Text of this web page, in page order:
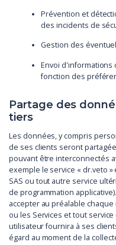
Prévention et
des incidents de
Gestion des
Envoi d'informations
fonction des
Partage des
tiers
Les données, y compris
de ses clients seront
pouvant être interconnectés
exemple le service « dr.veto
SAS ou tout autre service
de programmation
accepter au préalable
ou les Services et tout
utilisateur fournira à ses
égard au moment de la